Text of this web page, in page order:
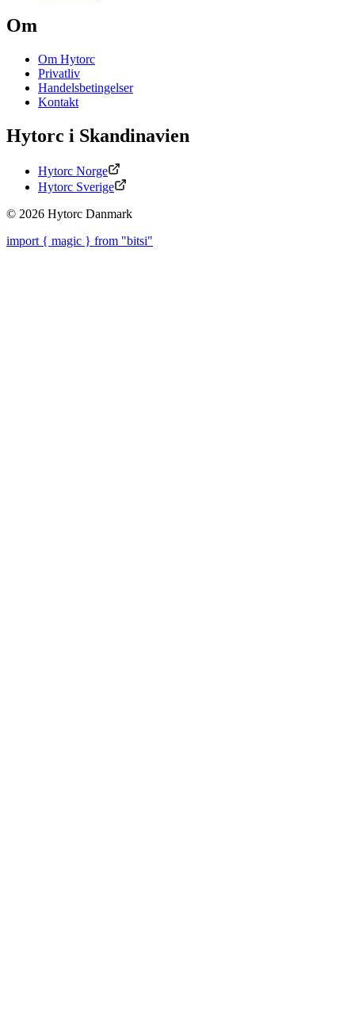
Om
Om Hytorc
Privatliv
Handelsbetingelser
Kontakt
Hytorc i Skandinavien
Hytorc Norge
Hytorc Sverige
© 2026 Hytorc Danmark
import { magic } from "bitsi"